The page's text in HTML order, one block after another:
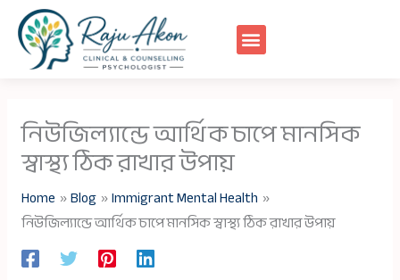
content
নিউজিল্যান্ডে আর্থিক চাপে মানসিক
স্বাস্থ্য ঠিক রাখার উপায়
Home Blog
Immigrant Mental Health
নিউজিল্যান্ডে আর্থিক চাপে মানসিক স্বাস্থ্য ঠিক রাখার উপায়